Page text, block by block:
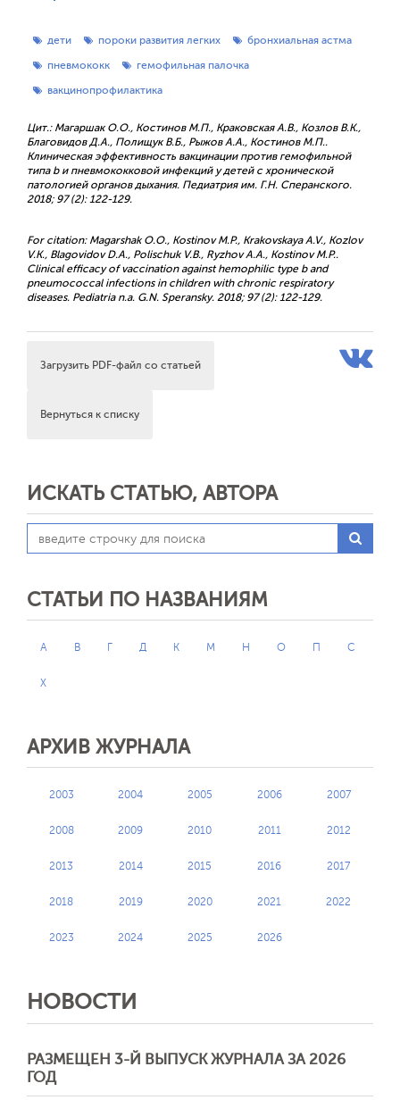
дети пороки развития легких
бронхиальная астма
пневмококк
гемофильная палочка
вакцинопрофилактика
Цит.: Магаршак О.О., Костинов М.П., Краковская А.В., Козлов В.К.,
Благовидов Д.А., Полищук В.Б., Рыжов А.А., Костинов М.П..
Клиническая эффективность вакцинации против гемофильной
типа b и пневмококковой инфекций у детей с хронической
патологией органов дыхания. Педиатрия им. Г.Н. Сперанского.
2018; 97 (2): 122-129.
For citation: Magarshak O.O., Kostinov M.P., Krakovskaya A.V., Kozlov
V.K., Blagovidov D.A., Polischuk V.B., Ryzhov A.A., Kostinov M.P..
Clinical efficacy of vaccination against hemophilic type b and
pneumococcal infections in children with chronic respiratory
diseases. Pediatria n.a. G.N. Speransky. 2018; 97 (2): 122-129.
Загрузить PDF-файл со статьей
Вернуться к списку
ИСКАТЬ СТАТЬЮ, АВТОРА
СТАТЬИ ПО НАЗВАНИЯМ
А В Г Д К М Н О П С
Х
АРХИВ ЖУРНАЛА
2003 2004 2005 2006 2007
2008 2009 2010 2011 2012
2013 2014 2015 2016 2017
2018 2019 2020 2021 2022
2023 2024 2025 2026
НОВОСТИ
РАЗМЕЩЕН 3-Й ВЫПУСК ЖУРНАЛА ЗА 2026
ГОД